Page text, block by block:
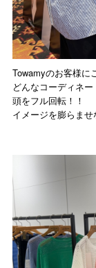
Towamyのお客様に
どんなコーディネ
頭をフル回転！！
イメージを膨らませ